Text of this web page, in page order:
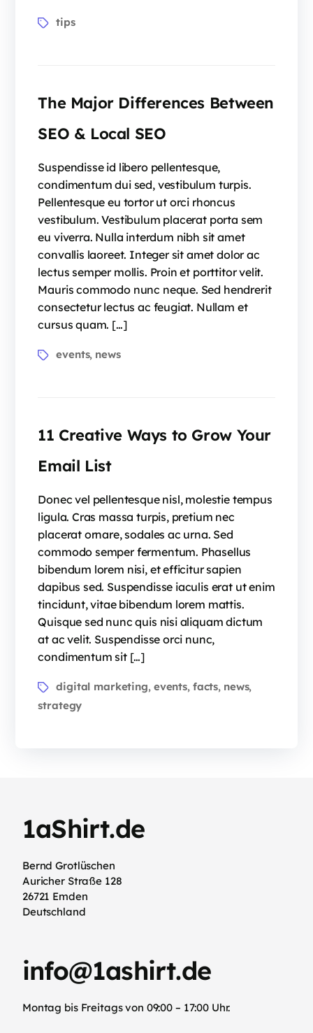
tips
The Major Differences Between
SEO & Local SEO
Suspendisse id libero pellentesque,
condimentum dui sed, vestibulum turpis.
Pellentesque eu tortor ut orci rhoncus
vestibulum. Vestibulum placerat porta sem
eu viverra. Nulla interdum nibh sit amet
convallis laoreet. Integer sit amet dolor ac
lectus semper mollis. Proin et porttitor velit.
Mauris commodo nunc neque. Sed hendrerit
consectetur lectus ac feugiat. Nullam et
cursus quam. […]
events, news
11 Creative Ways to Grow Your
Email List
Donec vel pellentesque nisl, molestie tempus
ligula. Cras massa turpis, pretium nec
placerat ornare, sodales ac urna. Sed
commodo semper fermentum. Phasellus
bibendum lorem nisi, et efficitur sapien
dapibus sed. Suspendisse iaculis erat ut enim
tincidunt, vitae bibendum lorem mattis.
Quisque sed nunc quis nisi aliquam dictum
at ac velit. Suspendisse orci nunc,
condimentum sit […]
digital marketing, events, facts, news,
strategy
1aShirt.de
Bernd Grotlüschen
Auricher Straße 128
26721 Emden
Deutschland
info@1ashirt.de
Montag bis Freitags von 09:00 – 17:00 Uhr.